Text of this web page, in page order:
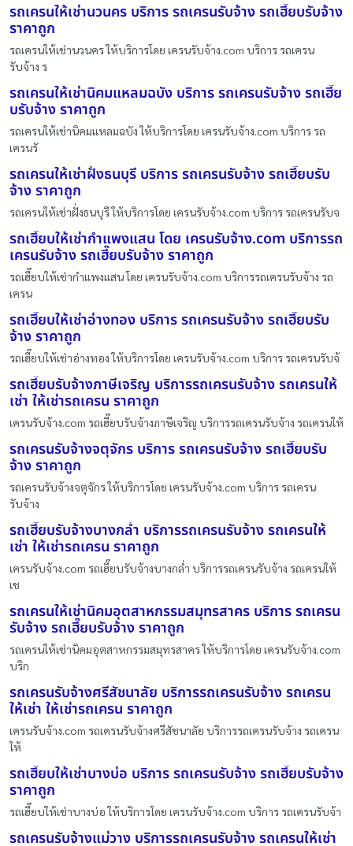
รถเครนให้เช่านวนคร บริการ รถเครนรับจ้าง รถเฮี๊ยบรับจ้าง
ราคาถูก
รถเครนให้เช่านวนคร ให้บริการโดย เครนรับจ้าง.com บริการ รถเครน
รับจ้าง ร
รถเครนให้เช่านิคมแหลมฉบัง บริการ รถเครนรับจ้าง รถเฮี๊ย
บรับจ้าง ราคาถูก
รถเครนให้เช่านิคมแหลมฉบัง ให้บริการโดย เครนรับจ้าง.com บริการ รถ
เครนรั
รถเครนให้เช่าฝั่งธนบุรี บริการ รถเครนรับจ้าง รถเฮี๊ยบรับ
จ้าง ราคาถูก
รถเครนให้เช่าฝั่งธนบุรี ให้บริการโดย เครนรับจ้าง.com บริการ รถเครนรับจ
รถเฮี๊ยบให้เช่ากำแพงแสน โดย เครนรับจ้าง.com บริการรถ
เครนรับจ้าง รถเฮี๊ยบรับจ้าง ราคาถูก
รถเฮี๊ยบให้เช่ากำแพงแสน โดย เครนรับจ้าง.com บริการรถเครนรับจ้าง รถ
เครน
รถเฮี๊ยบให้เช่าอ่างทอง บริการ รถเครนรับจ้าง รถเฮี๊ยบรับ
จ้าง ราคาถูก
รถเฮี๊ยบให้เช่าอ่างทอง ให้บริการโดย เครนรับจ้าง.com บริการ รถเครนรับจ้
รถเฮี๊ยบรับจ้างภาษีเจริญ บริการรถเครนรับจ้าง รถเครนให้
เช่า ให้เช่ารถเครน ราคาถูก
เครนรับจ้าง.com รถเฮี๊ยบรับจ้างภาษีเจริญ บริการรถเครนรับจ้าง รถเครนให้
รถเครนรับจ้างจตุจักร บริการ รถเครนรับจ้าง รถเฮี๊ยบรับ
จ้าง ราคาถูก
รถเครนรับจ้างจตุจักร ให้บริการโดย เครนรับจ้าง.com บริการ รถเครน
รับจ้าง
รถเฮี๊ยบรับจ้างบางกล่ำ บริการรถเครนรับจ้าง รถเครนให้
เช่า ให้เช่ารถเครน ราคาถูก
เครนรับจ้าง.com รถเฮี๊ยบรับจ้างบางกล่ำ บริการรถเครนรับจ้าง รถเครนให้
เช
รถเครนให้เช่านิคมอุตสาหกรรมสมุทรสาคร บริการ รถเครน
รับจ้าง รถเฮี๊ยบรับจ้าง ราคาถูก
รถเครนให้เช่านิคมอุตสาหกรรมสมุทรสาคร ให้บริการโดย เครนรับจ้าง.com
บริก
รถเครนรับจ้างศรีสัชนาลัย บริการรถเครนรับจ้าง รถเครน
ให้เช่า ให้เช่ารถเครน ราคาถูก
เครนรับจ้าง.com รถเครนรับจ้างศรีสัชนาลัย บริการรถเครนรับจ้าง รถเครน
ให้
รถเฮี๊ยบให้เช่าบางบ่อ บริการ รถเครนรับจ้าง รถเฮี๊ยบรับจ้าง
ราคาถูก
รถเฮี๊ยบให้เช่าบางบ่อ ให้บริการโดย เครนรับจ้าง.com บริการ รถเครนรับจ้า
รถเครนรับจ้างแม่วาง บริการรถเครนรับจ้าง รถเครนให้เช่า